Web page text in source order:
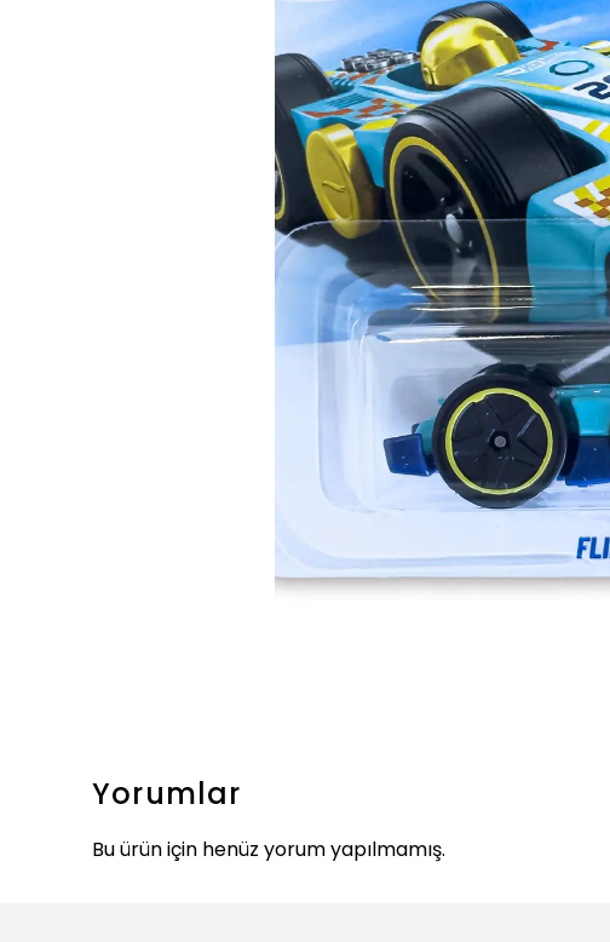
Yorumlar
Bu ürün için henüz yorum yapılmamış.